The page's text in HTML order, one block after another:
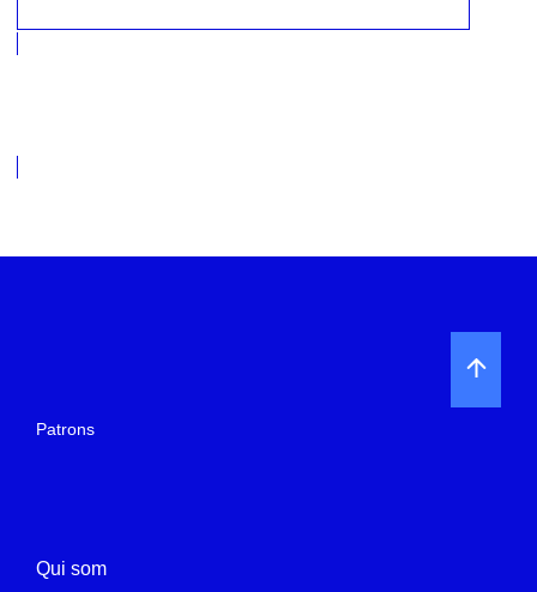
Patrons
Qui som